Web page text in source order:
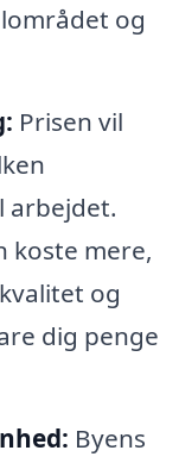
og
Prisen vil
koste mere,
og
dig penge
Byens